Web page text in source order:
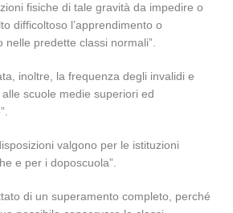
fisiche di tale gravità da impedire o
difficoltoso l’apprendimento o
nelle predette classi normali”.
inoltre, la frequenza degli invalidi e
alle scuole medie superiori ed
valgono per le istituzioni
e per i doposcuola”.
di un superamento completo, perché